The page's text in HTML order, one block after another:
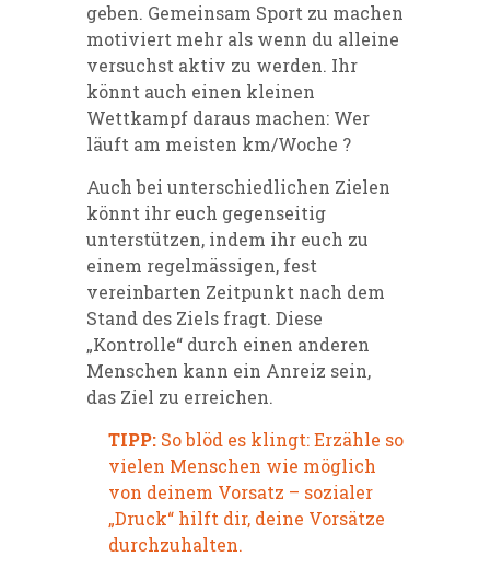
geben. Gemeinsam Sport zu machen
motiviert mehr als wenn du alleine
versuchst aktiv zu werden. Ihr
könnt auch einen kleinen
Wettkampf daraus machen: Wer
läuft am meisten km/Woche ?
Auch bei unterschiedlichen Zielen
könnt ihr euch gegenseitig
unterstützen, indem ihr euch zu
einem regelmässigen, fest
vereinbarten Zeitpunkt nach dem
Stand des Ziels fragt. Diese
„Kontrolle“ durch einen anderen
Menschen kann ein Anreiz sein,
das Ziel zu erreichen.
TIPP: So blöd es klingt: Erzähle so
vielen Menschen wie möglich
von deinem Vorsatz – sozialer
„Druck“ hilft dir, deine Vorsätze
durchzuhalten.